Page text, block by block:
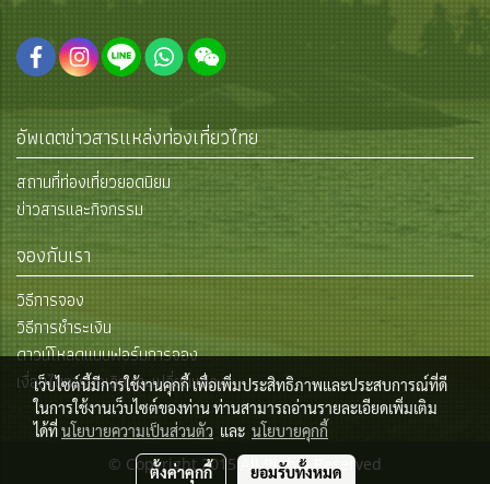
อัพเดตข่าวสารแหล่งท่องเที่ยวไทย
สถานที่ท่องเที่ยวยอดนิยม
ข่าวสารและกิจกรรม
จองกับเรา
วิธีการจอง
วิธีการชำระเงิน
ดาวน์โหลดแบบฟอร์มการจอง
เงื่อนไขการยกเลิกและเปลี่ยนแปลง
© Copyright 2015 All Rights Reserved
เว็บไซต์นี้มีการใช้งานคุกกี้ เพื่อเพิ่มประสิทธิภาพและประสบการณ์ที่ดี
ในการใช้งานเว็บไซต์ของท่าน ท่านสามารถอ่านรายละเอียดเพิ่มเติม
ได้ที่นโยบายความเป็นส่วนตัว และ นโยบายคุกกี้
ตั้งค่าคุกกี้ ยอมรับทั้งหมด